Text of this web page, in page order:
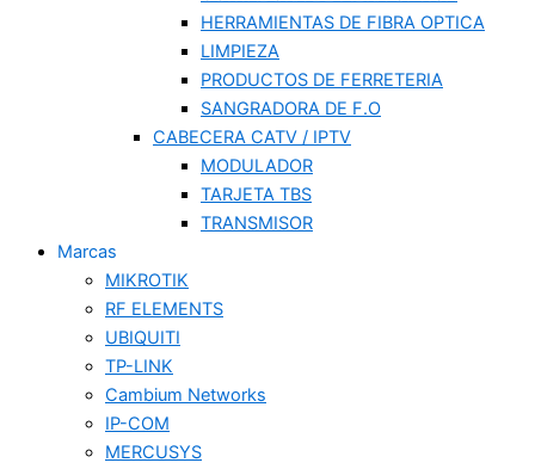
HERRAMIENTAS DE FIBRA OPTICA
LIMPIEZA
PRODUCTOS DE FERRETERIA
SANGRADORA DE F.O
CABECERA CATV / IPTV
MODULADOR
TARJETA TBS
TRANSMISOR
Marcas
MIKROTIK
RF ELEMENTS
UBIQUITI
TP-LINK
Cambium Networks
IP-COM
MERCUSYS